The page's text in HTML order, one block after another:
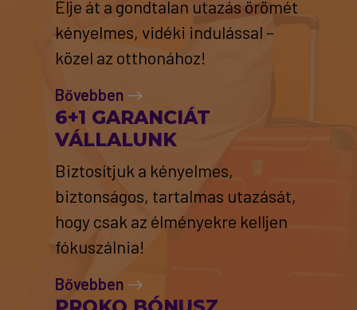
Élje át a gondtalan utazás örömét
kényelmes, vidéki indulással –
közel az otthonához!
Bővebben
6+1 GARANCIÁT
VÁLLALUNK
Biztosítjuk a kényelmes,
biztonságos, tartalmas utazását,
hogy csak az élményekre kelljen
fókuszálnia!
Bővebben